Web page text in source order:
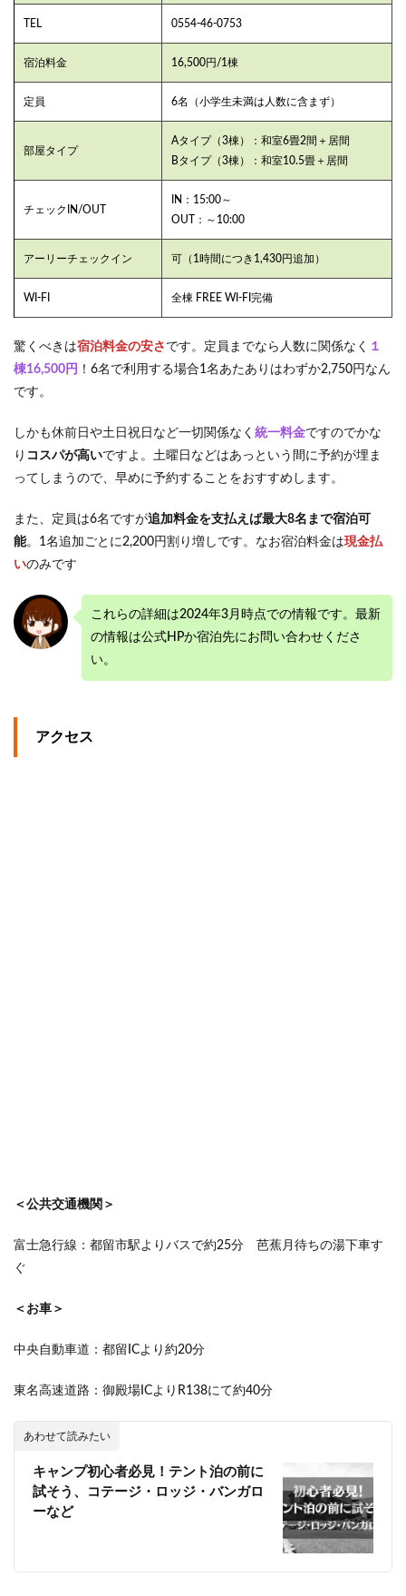
TEL 0554-46-0753
宿泊料金 16,500円/1棟
定員 6名（小学生未満は人数に含まず）
部屋タイプ
Aタイプ（3棟）：和室6畳2間＋居間
Bタイプ（3棟）：和室10.5畳＋居間
チェックIN/OUT
IN：15:00～
OUT：～10:00
アーリーチェックイン 可（1時間につき1,430円追加）
WI-FI 全棟 FREE WI-FI完備
驚くべきは宿泊料金の安さ です。定員までなら人数に関係なく １
棟16,500円 ！6名で利用する場合1名あたありはわずか2,750円なん
です。
しかも休前日や土日祝日など一切関係なく 統一料金ですのでかな
り コスパが高いですよ。土曜日などはあっという間に予約が埋ま
ってしまうので、早めに予約することをおすすめします。
また、定員は6名ですが追加料金を支払えば最大8名まで宿泊可
能。1名追加ごとに2,200円割り増しです。なお宿泊料金は現金払
いのみです
これらの詳細は2024年3月時点での情報です。最新
の情報は公式HPか宿泊先にお問い合わせくださ
い。
アクセス
＜公共交通機関＞
富士急行線：都留市駅よりバスで約25分 芭蕉月待ちの湯下車す
ぐ
＜お車＞
中央自動車道：都留ICより約20分
東名高速道路：御殿場ICよりR138にて約40分
あわせて読みたい
キャンプ初心者必見！テント泊の前に
試そう、コテージ・ロッジ・バンガロ
ーなど